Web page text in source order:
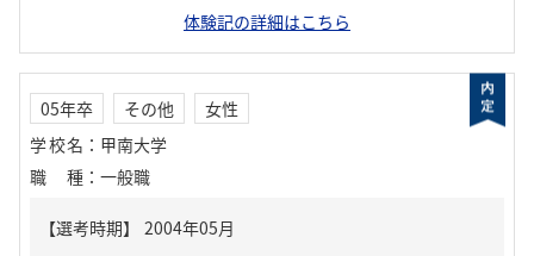
体験記の詳細はこちら
05年卒 その他
女性
学校名 ： 甲南大学
職種 ： 一般職